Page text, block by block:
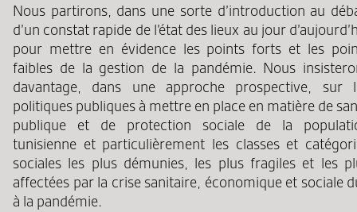
Nous partirons, dans une sorte d’introduction au
d’un constat rapide de l’état des lieux au jour
pour mettre en évidence les points forts et les
faibles de la gestion de la pandémie. Nous
davantage, dans une approche prospective, sur
politiques publiques à mettre en place en matière de
publique et de protection sociale de la
tunisienne et particulièrement les classes et
sociales les plus démunies, les plus fragiles et les
affectées par la crise sanitaire, économique et sociale
à la pandémie.